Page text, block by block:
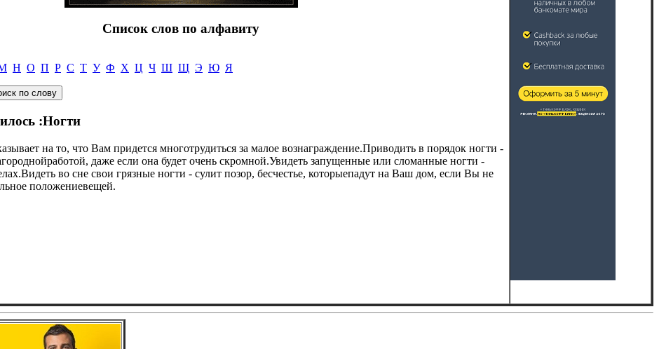
Список слов по алфавиту
Н О П Р С Т У Ф Х Ц Ч Ш Щ Э Ю Я
:Ногти
на то, что Вам придется многотрудиться за малое вознаграждение.Приводить в порядок ногти -
даже если она будет очень скромной.Увидеть запущенные или сломанные ногти -
во сне свои грязные ногти - сулит позор, бесчестье, которыепадут на Ваш дом, если Вы не
положениевещей.